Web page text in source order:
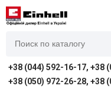
+38 (044) 592-16-17, +38
+38 (050) 972-26-28, +38